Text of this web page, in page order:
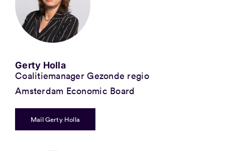
Gerty Holla
Coalitiemanager Gezonde regio
Amsterdam Economic Board
Mail Gerty Holla